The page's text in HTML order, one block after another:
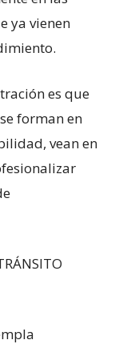
ya vienen
es que
forman en
vean en